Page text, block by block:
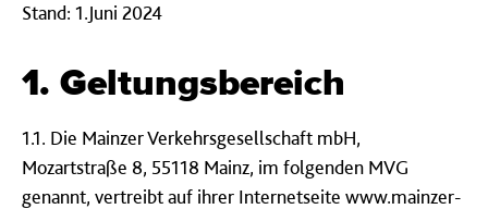
Stand: 1.Juni 2024
1. Geltungsbereich
1.1. Die Mainzer Verkehrsgesellschaft mbH,
Mozartstraße 8, 55118 Mainz, im folgenden MVG
genannt, vertreibt auf ihrer Internetseite www.mainzer-